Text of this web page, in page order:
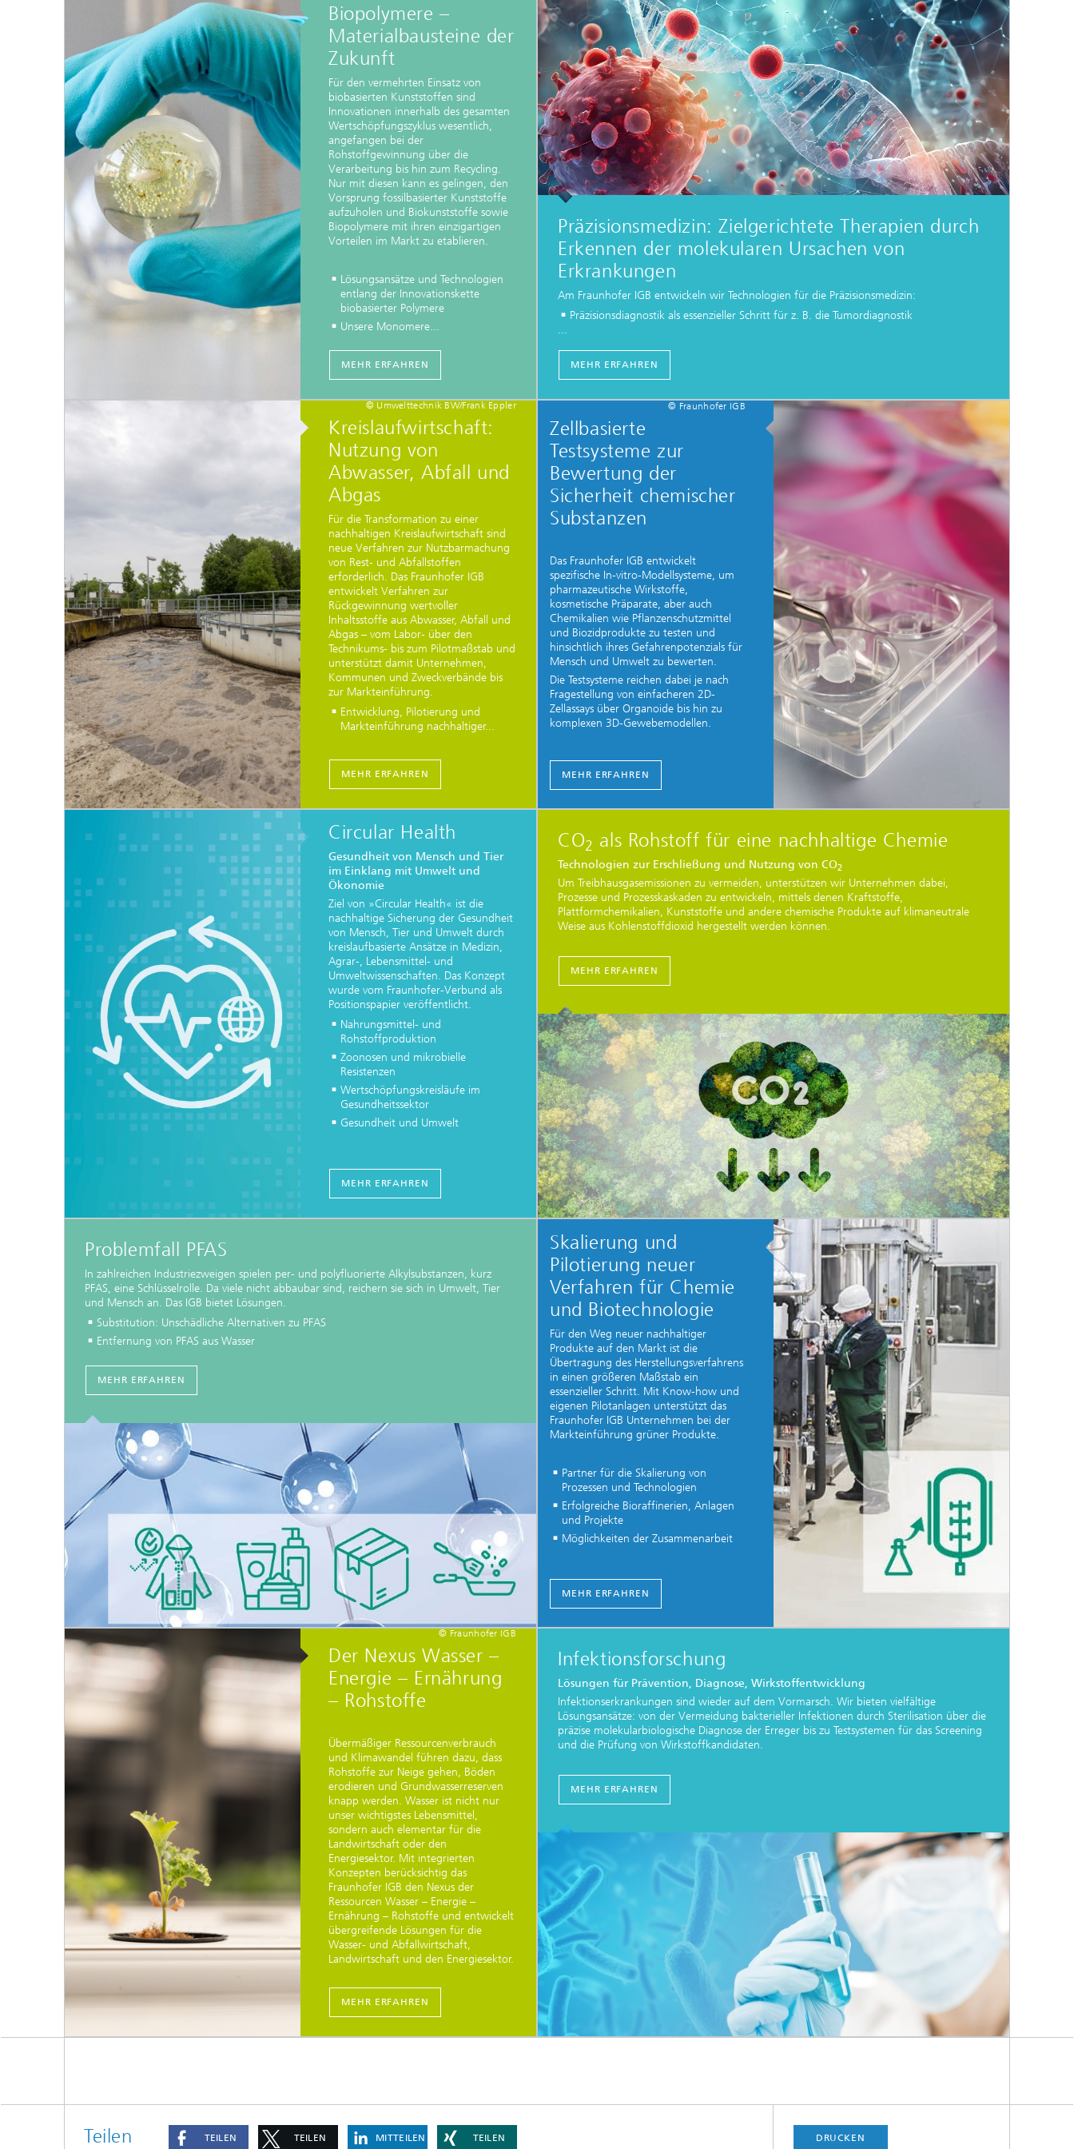
Wirkstoffscreening
Infektionen – Prävention, Diagnose,
Wirkstoffentwicklung
Biopolymere –
Materialbausteine der
Zukunft
Für den vermehrten Einsatz von
biobasierten Kunststoffen sind
Innovationen innerhalb des gesamten
Wertschöpfungszyklus wesentlich,
angefangen bei der
Rohstoffgewinnung über die
Verarbeitung bis hin zum Recycling.
Nur mit diesen kann es gelingen, den
Vorsprung fossilbasierter Kunststoffe
aufzuholen und Biokunststoffe sowie
Biopolymere mit ihren einzigartigen
Vorteilen im Markt zu etablieren.
Lösungsansätze und Technologien
entlang der Innovationskette
biobasierter Polymere
Unsere Monomere...
MEHR ERFAHREN
Präzisionsmedizin: Zielgerichtete Therapien durch
Erkennen der molekularen Ursachen von
Erkrankungen
Am Fraunhofer IGB entwickeln wir Technologien für die Präzisionsmedizin:
Präzisionsdiagnostik als essenzieller Schritt für z. B. die Tumordiagnostik
...
MEHR ERFAHREN
© Umwelttechnik BW/Frank Eppler
Kreislaufwirtschaft:
Nutzung von
Abwasser, Abfall und
Abgas
Für die Transformation zu einer
nachhaltigen Kreislaufwirtschaft sind
neue Verfahren zur Nutzbarmachung
von Rest- und Abfallstoffen
erforderlich. Das Fraunhofer IGB
entwickelt Verfahren zur
Rückgewinnung wertvoller
Inhaltsstoffe aus Abwasser, Abfall und
Abgas – vom Labor- über den
Technikums- bis zum Pilotmaßstab und
unterstützt damit Unternehmen,
Kommunen und Zweckverbände bis
zur Markteinführung.
Entwicklung, Pilotierung und
Markteinführung nachhaltiger...
MEHR ERFAHREN
© Fraunhofer IGB
Zellbasierte
Testsysteme zur
Bewertung der
Sicherheit chemischer
Substanzen
Das Fraunhofer IGB entwickelt
spezifische In-vitro-Modellsysteme, um
pharmazeutische Wirkstoffe,
kosmetische Präparate, aber auch
Chemikalien wie Pflanzenschutzmittel
und Biozidprodukte zu testen und
hinsichtlich ihres Gefahrenpotenzials für
Mensch und Umwelt zu bewerten.
Die Testsysteme reichen dabei je nach
Fragestellung von einfacheren 2D-
Zellassays über Organoide bis hin zu
komplexen 3D-Gewebemodellen.
MEHR ERFAHREN
Circular Health
Gesundheit von Mensch und Tier
im Einklang mit Umwelt und
Ökonomie
Ziel von »Circular Health« ist die
nachhaltige Sicherung der Gesundheit
von Mensch, Tier und Umwelt durch
kreislaufbasierte Ansätze in Medizin,
Agrar-, Lebensmittel- und
Umweltwissenschaften. Das Konzept
wurde vom Fraunhofer-Verbund als
Positionspapier veröffentlicht.
Nahrungsmittel- und
Rohstoffproduktion
Zoonosen und mikrobielle
Resistenzen
Wertschöpfungskreisläufe im
Gesundheitssektor
Gesundheit und Umwelt
MEHR ERFAHREN
CO2 als Rohstoff für eine nachhaltige Chemie
Technologien zur Erschließung und Nutzung von CO2
Um Treibhausgasemissionen zu vermeiden, unterstützen wir Unternehmen dabei,
Prozesse und Prozesskaskaden zu entwickeln, mittels denen Kraftstoffe,
Plattformchemikalien, Kunststoffe und andere chemische Produkte auf klimaneutrale
Weise aus Kohlenstoffdioxid hergestellt werden können.
MEHR ERFAHREN
Problemfall PFAS
In zahlreichen Industriezweigen spielen per- und polyfluorierte Alkylsubstanzen, kurz
PFAS, eine Schlüsselrolle. Da viele nicht abbaubar sind, reichern sie sich in Umwelt, Tier
und Mensch an. Das IGB bietet Lösungen.
Substitution: Unschädliche Alternativen zu PFAS
Entfernung von PFAS aus Wasser
MEHR ERFAHREN
Skalierung und
Pilotierung neuer
Verfahren für Chemie
und Biotechnologie
Für den Weg neuer nachhaltiger
Produkte auf den Markt ist die
Übertragung des Herstellungsverfahrens
in einen größeren Maßstab ein
essenzieller Schritt. Mit Know-how und
eigenen Pilotanlagen unterstützt das
Fraunhofer IGB Unternehmen bei der
Markteinführung grüner Produkte.
Partner für die Skalierung von
Prozessen und Technologien
Erfolgreiche Bioraffinerien, Anlagen
und Projekte
Möglichkeiten der Zusammenarbeit
MEHR ERFAHREN
© Fraunhofer IGB
Der Nexus Wasser –
Energie – Ernährung
– Rohstoffe
Übermäßiger Ressourcenverbrauch
und Klimawandel führen dazu, dass
Rohstoffe zur Neige gehen, Böden
erodieren und Grundwasserreserven
knapp werden. Wasser ist nicht nur
unser wichtigstes Lebensmittel,
sondern auch elementar für die
Landwirtschaft oder den
Energiesektor. Mit integrierten
Konzepten berücksichtig das
Fraunhofer IGB den Nexus der
Ressourcen Wasser – Energie –
Ernährung – Rohstoffe und entwickelt
übergreifende Lösungen für die
Wasser- und Abfallwirtschaft,
Landwirtschaft und den Energiesektor.
MEHR ERFAHREN
Infektionsforschung
Lösungen für Prävention, Diagnose, Wirkstoffentwicklung
Infektionserkrankungen sind wieder auf dem Vormarsch. Wir bieten vielfältige
Lösungsansätze: von der Vermeidung bakterieller Infektionen durch Sterilisation über die
präzise molekularbiologische Diagnose der Erreger bis zu Testsystemen für das Screening
und die Prüfung von Wirkstoffkandidaten.
MEHR ERFAHREN
Teilen TEILEN TEILEN MITTEILEN TEILEN DRUCKEN